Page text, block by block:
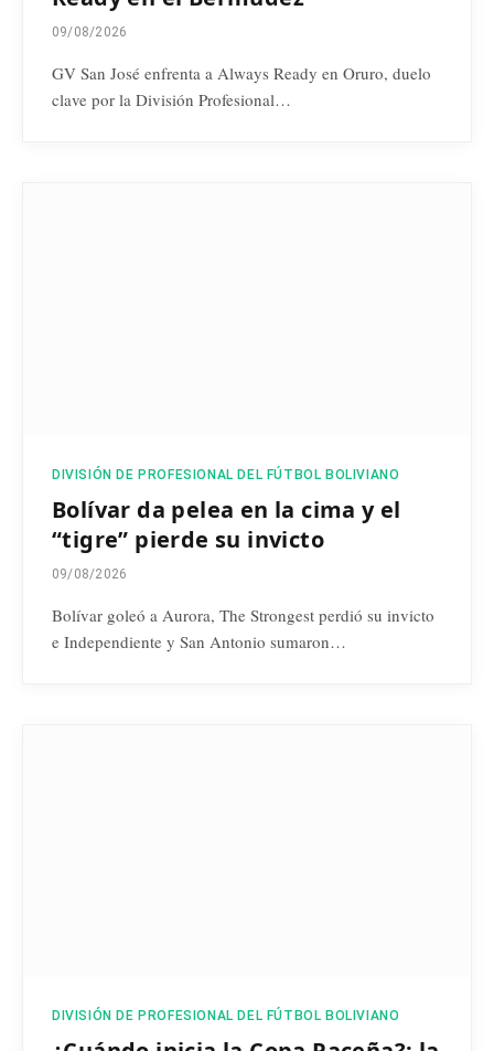
09/08/2026
GV San José enfrenta a Always Ready en Oruro, duelo
clave por la División Profesional…
DIVISIÓN DE PROFESIONAL DEL FÚTBOL BOLIVIANO
Bolívar da pelea en la cima y el
“tigre” pierde su invicto
09/08/2026
Bolívar goleó a Aurora, The Strongest perdió su invicto
e Independiente y San Antonio sumaron…
DIVISIÓN DE PROFESIONAL DEL FÚTBOL BOLIVIANO